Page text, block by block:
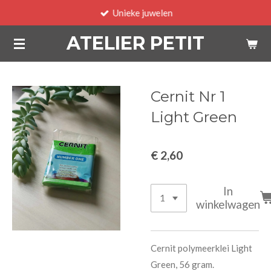
naar
de
ATELIER PETIT
Unieke juwelen
Cernit Nr 1
Light Green
€ 2,60
In
winkelwagen
Cernit polymeerklei Light
Green, 56 gram.